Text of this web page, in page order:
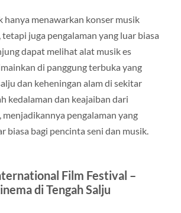
hanya menawarkan konser musik
juga pengalaman yang luar biasa
dapat melihat alat musik es
di panggung terbuka yang
dan keheningan alam di sekitar
kedalaman dan keajaiban dari
pengalaman yang
biasa bagi pencinta seni dan musik.
Film Festival –
di Tengah Salju